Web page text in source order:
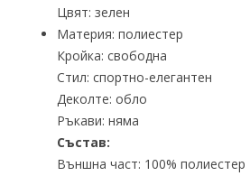
Цвят: зелен
Материя: полиестер
Кройка: свободна
Стил: спортно-елегантен
Деколте: обло
Ръкави: няма
Състав:
Външна част: 100% полиестер